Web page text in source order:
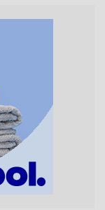
kappers
en kleuren,
invlechten,
een
& visagie,
trimmen van
filter en u